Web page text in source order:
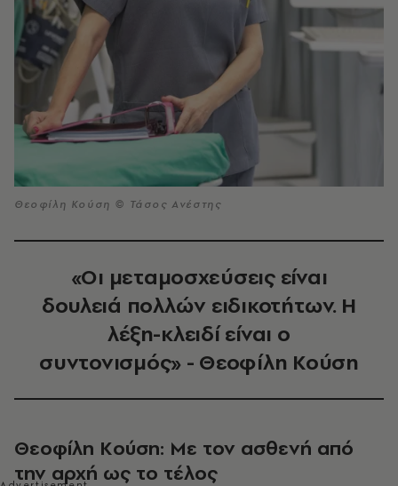
Θεοφίλη Κούση © Τάσος Ανέστης
«Οι μεταμοσχεύσεις είναι
δουλειά πολλών ειδικοτήτων. Η
λέξη-κλειδί είναι ο
συντονισμός» - Θεοφίλη Κούση
Θεοφίλη Κούση: Με τον ασθενή από
την αρχή ως το τέλος